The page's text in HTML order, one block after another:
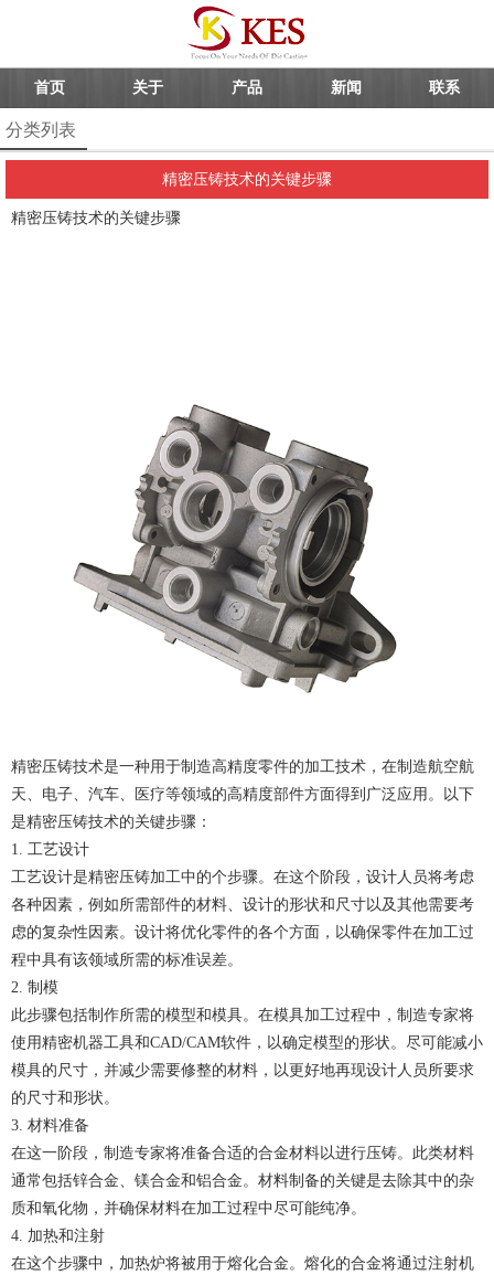
首页 关于 产品 新闻 联系
分类列表
精密压铸技术的关键步骤
精密压铸技术的关键步骤
精密压铸技术是一种用于制造高精度零件的加工技术，在制造航空航
天、电子、汽车、医疗等领域的高精度部件方面得到广泛应用。以下
是精密压铸技术的关键步骤：
1. 工艺设计
工艺设计是精密压铸加工中的个步骤。在这个阶段，设计人员将考虑
各种因素，例如所需部件的材料、设计的形状和尺寸以及其他需要考
虑的复杂性因素。设计将优化零件的各个方面，以确保零件在加工过
程中具有该领域所需的标准误差。
2. 制模
此步骤包括制作所需的模型和模具。在模具加工过程中，制造专家将
使用精密机器工具和CAD/CAM软件，以确定模型的形状。尽可能减小
模具的尺寸，并减少需要修整的材料，以更好地再现设计人员所要求
的尺寸和形状。
3. 材料准备
在这一阶段，制造专家将准备合适的合金材料以进行压铸。此类材料
通常包括锌合金、镁合金和铝合金。材料制备的关键是去除其中的杂
质和氧化物，并确保材料在加工过程中尽可能纯净。
4. 加热和注射
在这个步骤中，加热炉将被用于熔化合金。熔化的合金将通过注射机